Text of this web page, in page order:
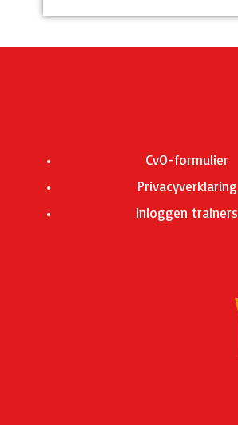
CvO-formulier
Privacyverklaring
Inloggen trainers